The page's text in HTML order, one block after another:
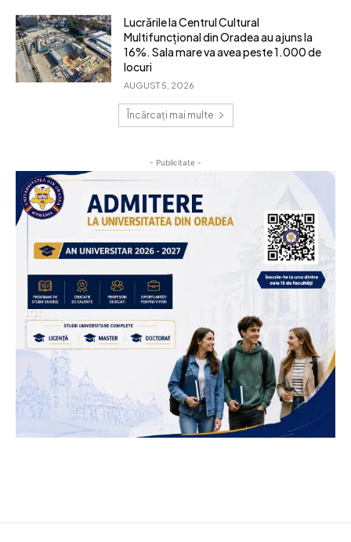
Lucrările la Centrul Cultural
Multifuncțional din Oradea au ajuns la
16%. Sala mare va avea peste 1.000 de
locuri
AUGUST 5, 2026
Încărcați mai multe
- Publicitate -